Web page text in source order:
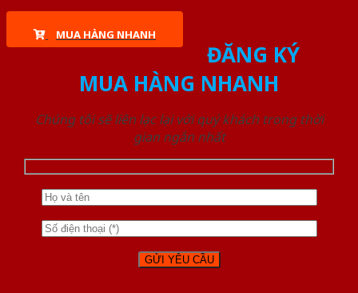
MUA HÀNG NHANH
ĐĂNG KÝ
MUA HÀNG NHANH
Chúng tôi sẽ liên lạc lại với quý khách trong thời
gian ngắn nhất